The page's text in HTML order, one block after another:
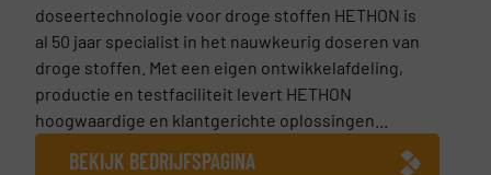
doseertechnologie voor droge stoffen HETHON is
al 50 jaar specialist in het nauwkeurig doseren van
droge stoffen. Met een eigen ontwikkelafdeling,
productie en testfaciliteit levert HETHON
hoogwaardige en klantgerichte oplossingen...
BEKIJK BEDRIJFSPAGINA